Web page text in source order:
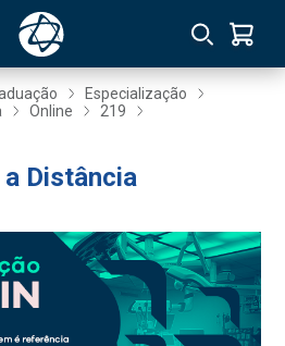
Especialização
Online
219
Distância